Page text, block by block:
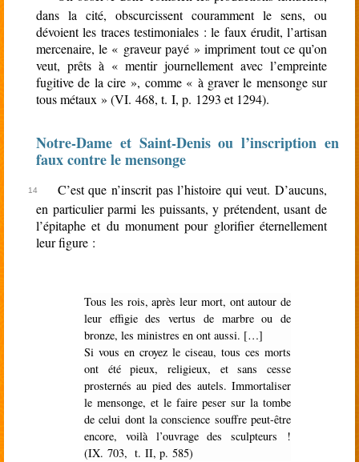
dans la cité, obscurcissent couramment le sens, ou
dévoient les traces testimoniales : le faux érudit, l’artisan
mercenaire, le « graveur payé » impriment tout ce qu’on
veut, prêts à « mentir journellement avec l’empreinte
fugitive de la cire », comme « à graver le mensonge sur
tous métaux » (VI. 468, t. I, p. 1293 et 1294).
Notre-Dame et Saint-Denis ou l’inscription en
faux contre le mensonge
C’est que n’inscrit pas l’histoire qui veut. D’aucuns,
en particulier parmi les puissants, y prétendent, usant de
l’épitaphe et du monument pour glorifier éternellement
leur figure :
Tous les rois, après leur mort, ont autour de
leur effigie des vertus de marbre ou de
bronze, les ministres en ont aussi. […]
Si vous en croyez le ciseau, tous ces morts
ont été pieux, religieux, et sans cesse
prosternés au pied des autels. Immortaliser
le mensonge, et le faire peser sur la tombe
de celui dont la conscience souffre peut-être
encore, voilà l’ouvrage des sculpteurs !
(IX. 703, t. II, p. 585)